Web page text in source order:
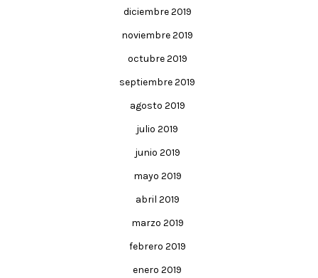
diciembre 2019
noviembre 2019
octubre 2019
septiembre 2019
agosto 2019
julio 2019
junio 2019
mayo 2019
abril 2019
marzo 2019
febrero 2019
enero 2019